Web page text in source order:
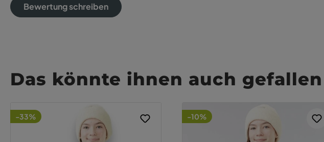
Bewertung schreiben
Das könnte ihnen auch gefallen
-33% -10%